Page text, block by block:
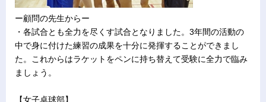
ー顧問の先生からー
・各試合とも全力を尽くす試合となりました。3年間の活動の
中で身に付けた練習の成果を十分に発揮することができまし
た。これからはラケットをペンに持ち替えて受験に全力で臨み
ましょう。
【女子卓球部】